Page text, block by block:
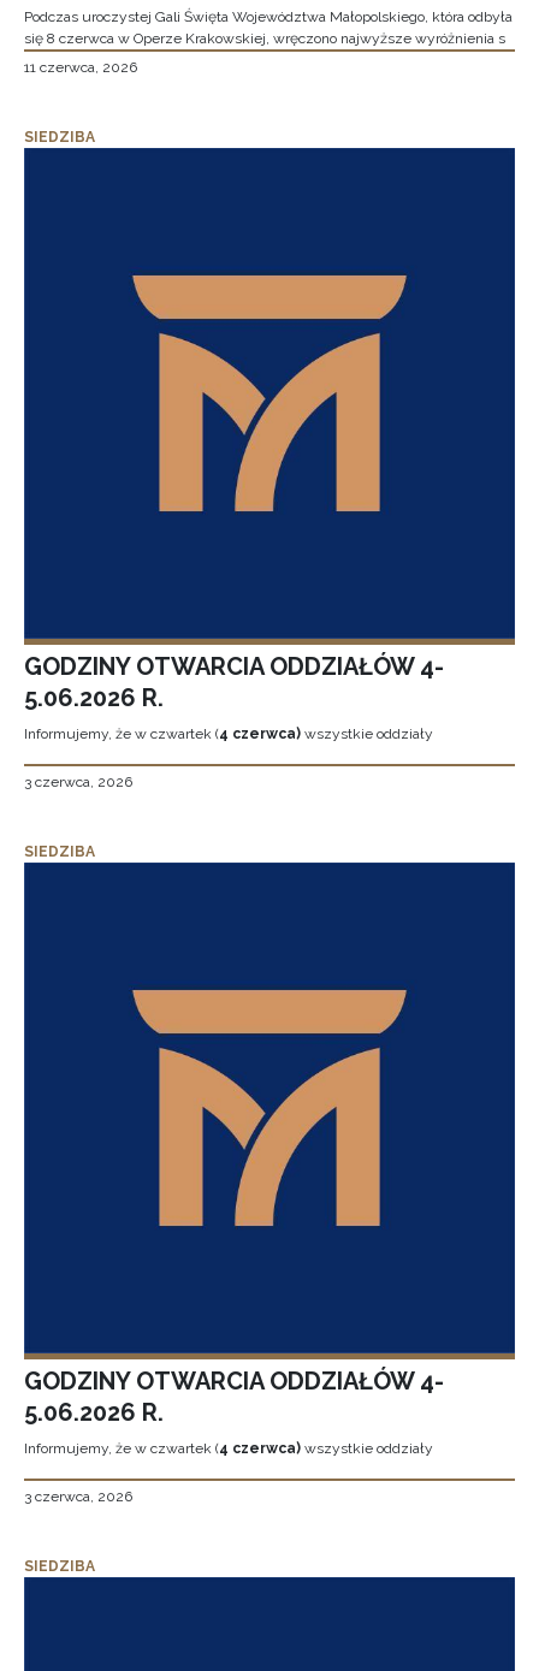
Podczas uroczystej Gali Święta Województwa Małopolskiego, która odbyła
się 8 czerwca w Operze Krakowskiej, wręczono najwyższe wyróżnienia s
11 czerwca, 2026
SIEDZIBA
GODZINY OTWARCIA ODDZIAŁÓW 4-
5.06.2026 R.
Informujemy, że w czwartek (4 czerwca) wszystkie oddziały
3 czerwca, 2026
SIEDZIBA
GODZINY OTWARCIA ODDZIAŁÓW 4-
5.06.2026 R.
Informujemy, że w czwartek (4 czerwca) wszystkie oddziały
3 czerwca, 2026
SIEDZIBA